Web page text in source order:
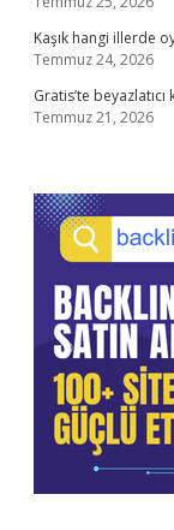
Kaşık hangi illerde
Temmuz 24, 2026
Gratis’te beyazlatıcı
Temmuz 21, 2026